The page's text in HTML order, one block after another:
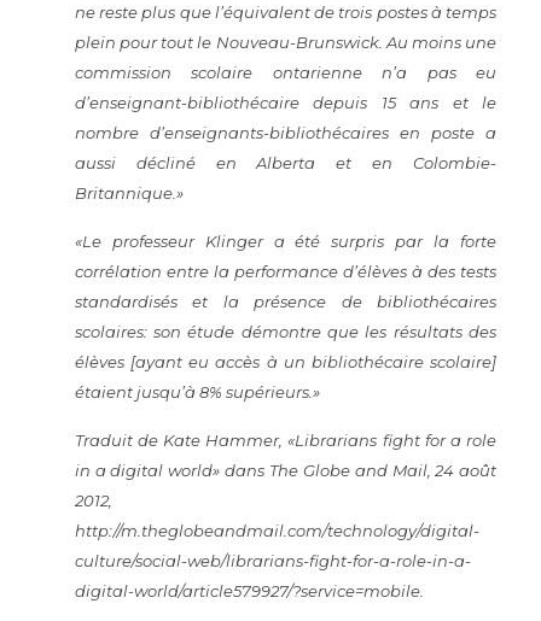
ne reste plus que l’équivalent de trois postes à temps
plein pour tout le Nouveau-Brunswick. Au moins une
commission scolaire ontarienne n’a pas eu
d’enseignant-bibliothécaire depuis 15 ans et le
nombre d’enseignants-bibliothécaires en poste a
aussi décliné en Alberta et en Colombie-
Britannique.»
«Le professeur Klinger a été surpris par la forte
corrélation entre la performance d’élèves à des tests
standardisés et la présence de bibliothécaires
scolaires: son étude démontre que les résultats des
élèves [ayant eu accès à un bibliothécaire scolaire]
étaient jusqu’à 8% supérieurs.»
Traduit de Kate Hammer, «Librarians fight for a role
in a digital world» dans The Globe and Mail, 24 août
2012,
http://m.theglobeandmail.com/technology/digital-
culture/social-web/librarians-fight-for-a-role-in-a-
digital-world/article579927/?service=mobile.